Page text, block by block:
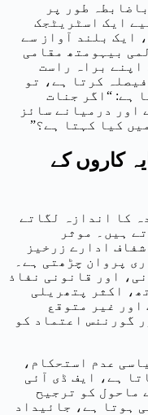
طور پر
ایک اسٹریٹجک
ایک بلند آواز سے
بیہومتھ مقامی
اپنے براہ راست
کرتا ہے، تو
ہے: “اگر جنات
اور درمیانے سائز
کیا کہتا ہے؟”
کاروں کے
کا اندازہ لگاتے
ہیں۔ موثر
ادارے زرخیز
پروان چڑھتی ہے۔
اور قانونی نفاذ
اکثر پتھریلی
اور غیر متوقع
گورننس اعتماد کو
عدم استحکام،
ہے، ایف ڈی آئی
ماحول کو ترجیح
ہوتا ہے، جائیداد